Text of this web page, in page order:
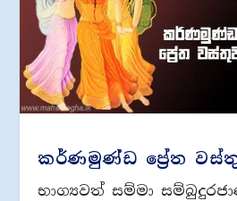
කර්ණමුණ්ඩ ප්‍රේත
භාග්‍යවත් සම්මා